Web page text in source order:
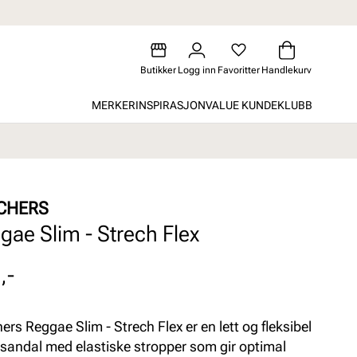
Butikker Logg inn Favoritter Handlekurv
MERKERINSPIRASJONVALUE KUNDEKLUBB
Slim - Strech Flex
Reggae Slim - Strech Flex er en lett og fleksibel
med elastiske stropper som gir optimal